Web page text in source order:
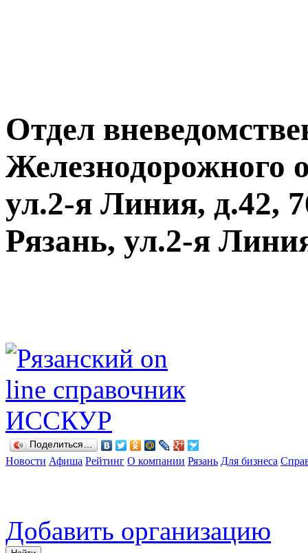
Отдел
Железнодорожного
ул.2-я Линия, д.42,
Рязань, ул.2-я
Поделиться…
Новости Афиша Рейтинг О компании Рязань Для бизнеса
Добавить организацию